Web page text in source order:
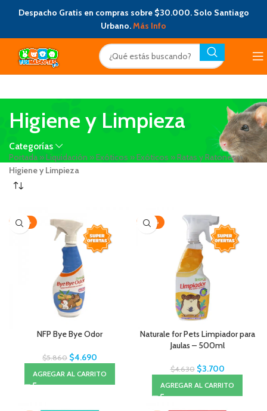
Despacho Gratis en compras sobre $30.000. Solo Santiago
Urbano.Más Info
Higiene y Limpieza
Categorías
Portada »Liquidación »Exóticos »Exóticos »Ratas y Ratones»
Higiene y Limpieza
-20%
NFP Bye Bye Odor
$5.860 $4.690
AGREGAR AL CARRITO
-20%
Naturale for Pets Limpiador para
Jaulas – 500ml
$4.630 $3.700
AGREGAR AL CARRITO